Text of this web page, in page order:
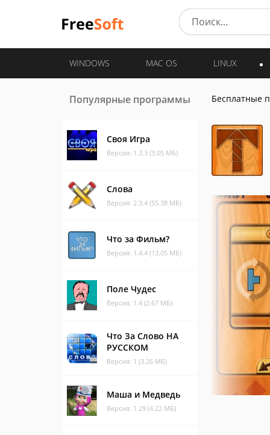
WINDOWS MAC OS LINUX
Популярные программы
Своя Игра
Версия: 1.3.3 (3.05 МБ)
Слова
Версия: 2.3.4 (55.38 МБ)
Что за Фильм?
Версия: 1.4.4 (13.05 МБ)
Поле Чудес
Версия: 1.4 (2.67 МБ)
Что За Слово НА
РУССКОМ
Версия: 1 (3.26 МБ)
Маша и Медведь
Версия: 1.29 (4.22 МБ)
Бесплатные